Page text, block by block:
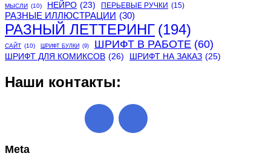
МЫСЛИ (10) НЕЙРО (23) ПЕРЬЕВЫЕ РУЧКИ (15)
РАЗНЫЕ ИЛЛЮСТРАЦИИ (30)
РАЗНЫЙ ЛЕТТЕРИНГ (194)
САЙТ (10) ШРИФТ БУЛКИ (9) ШРИФТ В РАБОТЕ (60)
ШРИФТ ДЛЯ КОМИКСОВ (26) ШРИФТ НА ЗАКАЗ (25)
Наши контакты:
Meta